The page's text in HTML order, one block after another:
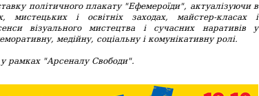
політичного плакату "Ефемероїди", актуалізуючи в
мистецьких і освітніх заходах, майстер-класах і
візуального мистецтва і сучасних наративів у
медійну, соціальну і комунікативну ролі.
рамках "Арсеналу Свободи".